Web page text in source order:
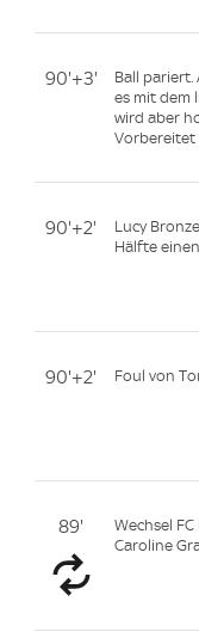
90'+3'
Ball pariert.
es mit dem
wird aber
Vorbereitet
90'+2'
Lucy
Hälfte
90'+2' Foul von
89'
Wechsel
Caroline